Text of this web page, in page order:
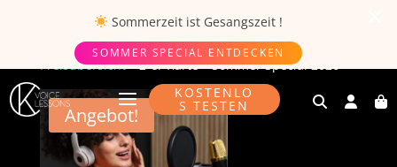
Sommerzeit ist Gesangszeit !
SOMMER SPECIAL ENTDECKEN
KOSTENLO
S TESTEN
Preisübersicht»2-er Karte – Sommer Special 2026
Angebot!